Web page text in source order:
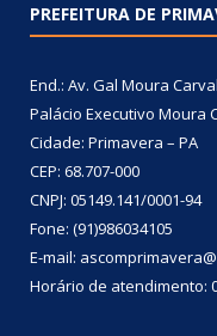
PREFEITURA DE
End.: Av. Gal Moura
Palácio Executivo Moura
Cidade: Primavera – PA
CEP: 68.707-000
CNPJ: 05149.141/0001-94
Fone: (91)986034105
E-mail:
Horário de atendimento: